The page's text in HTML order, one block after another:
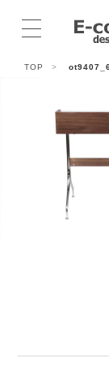
TOP >